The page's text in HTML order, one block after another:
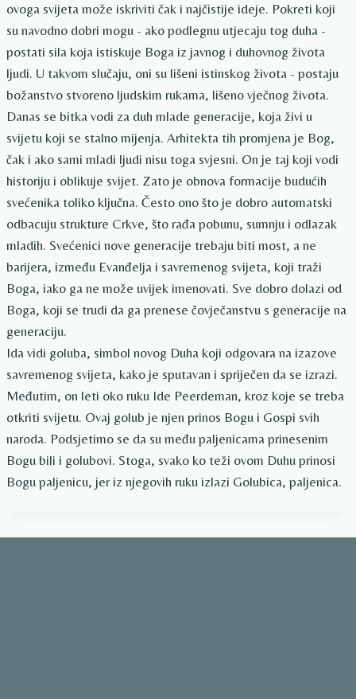
ovoga svijeta može iskriviti čak i najčistije ideje. Pokreti koji
su navodno dobri mogu - ako podlegnu utjecaju tog duha -
postati sila koja istiskuje Boga iz javnog i duhovnog života
ljudi. U takvom slučaju, oni su lišeni istinskog života - postaju
božanstvo stvoreno ljudskim rukama, lišeno vječnog života.
Danas se bitka vodi za duh mlade generacije, koja živi u
svijetu koji se stalno mijenja. Arhitekta tih promjena je Bog,
čak i ako sami mladi ljudi nisu toga svjesni. On je taj koji vodi
historiju i oblikuje svijet. Zato je obnova formacije budućih
svećenika toliko ključna. Često ono što je dobro automatski
odbacuju strukture Crkve, što rađa pobunu, sumnju i odlazak
mladih. Svećenici nove generacije trebaju biti most, a ne
barijera, između Evanđelja i savremenog svijeta, koji traži
Boga, iako ga ne može uvijek imenovati. Sve dobro dolazi od
Boga, koji se trudi da ga prenese čovječanstvu s generacije na
generaciju.
Ida vidi goluba, simbol novog Duha koji odgovara na izazove
savremenog svijeta, kako je sputavan i spriječen da se izrazi.
Međutim, on leti oko ruku Ide Peerdeman, kroz koje se treba
otkriti svijetu. Ovaj golub je njen prinos Bogu i Gospi svih
naroda. Podsjetimo se da su među paljenicama prinesenim
Bogu bili i golubovi. Stoga, svako ko teži ovom Duhu prinosi
Bogu paljenicu, jer iz njegovih ruku izlazi Golubica, paljenica.